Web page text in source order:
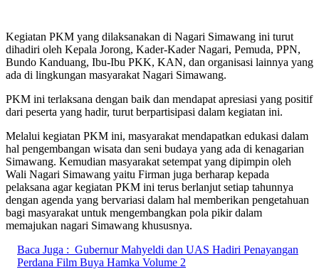
Kegiatan PKM yang dilaksanakan di Nagari Simawang ini turut
dihadiri oleh Kepala Jorong, Kader-Kader Nagari, Pemuda, PPN,
Bundo Kanduang, Ibu-Ibu PKK, KAN, dan organisasi lainnya yang
ada di lingkungan masyarakat Nagari Simawang.
PKM ini terlaksana dengan baik dan mendapat apresiasi yang positif
dari peserta yang hadir, turut berpartisipasi dalam kegiatan ini.
Melalui kegiatan PKM ini, masyarakat mendapatkan edukasi dalam
hal pengembangan wisata dan seni budaya yang ada di kenagarian
Simawang. Kemudian masyarakat setempat yang dipimpin oleh
Wali Nagari Simawang yaitu Firman juga berharap kepada
pelaksana agar kegiatan PKM ini terus berlanjut setiap tahunnya
dengan agenda yang bervariasi dalam hal memberikan pengetahuan
bagi masyarakat untuk mengembangkan pola pikir dalam
memajukan nagari Simawang khususnya.
Baca Juga : Gubernur Mahyeldi dan UAS Hadiri Penayangan
Perdana Film Buya Hamka Volume 2